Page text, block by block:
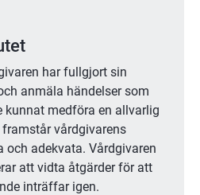
har fullgjort sin
anmäla händelser som
kunnat medföra en allvarlig
vårdgivarens
adekvata. Vårdgivaren
att vidta åtgärder för att
inträffar igen.